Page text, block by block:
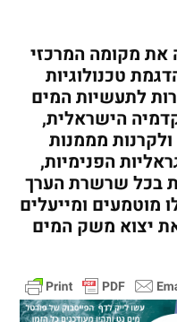
את מקומה המרכזי
טכנולוגיות
לתעשיות המים
הישראלית,
מממנות
הפנימיות,
בכל שרשרת הערך
ומייעלים
יצוא משק המים